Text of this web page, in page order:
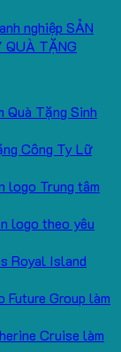
SẢN
QUÀ TẶNG
Quà Tặng Sinh
Công Ty Lữ
logo Trung tâm
logo theo yêu
Royal Island
Group làm
Cruise làm